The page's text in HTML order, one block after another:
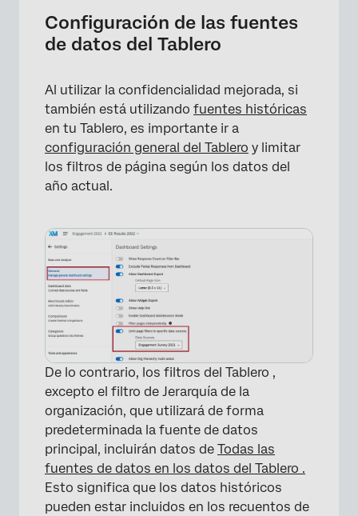
Configuración de las fuentes
de datos del Tablero
Al utilizar la confidencialidad mejorada, si
también está utilizando fuentes históricas
en tu Tablero, es importante ir a
configuración general del Tablero y limitar
los filtros de página según los datos del
año actual.
De lo contrario, los filtros del Tablero ,
excepto el filtro de Jerarquía de la
organización, que utilizará de forma
predeterminada la fuente de datos
principal, incluirán datos de Todas las
fuentes de datos en los datos del Tablero .
Esto significa que los datos históricos
pueden estar incluidos en los recuentos de